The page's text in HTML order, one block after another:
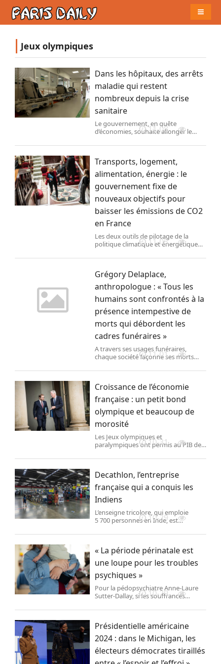
Jeux olympiques
Dans les hôpitaux, des arrêts
maladie qui restent
nombreux depuis la crise
sanitaire
Le gouvernement, en quête
d’économies, souhaite allonger le
mesure qui pourrait avoir un impact
aux conditions de travail souvent
difficiles.
11-08
Transports, logement,
alimentation, énergie : le
gouvernement fixe de
nouveaux objectifs pour
baisser les émissions de CO2
en France
Les deux outils de pilotage de la
politique climatique et énergétique
carbone et la programmation
soumis à consultation publique à
partir de lundi.
11-05
Grégory Delaplace,
anthropologue : « Tous les
humains sont confrontés à la
présence intempestive de
morts qui débordent les
cadres funéraires »
A travers ses usages funéraires,
chaque société façonne ses morts
ayant un rôle à jouer dans la société
esprit bienveillant ou fantôme
obsédant, avance le chercheur
Grégory Delaplace dans un entretien
au « Monde » qui explore l’infinité des
mondes invisibles.
11-01
Croissance de l’économie
française : un petit bond
olympique et beaucoup de
morosité
Les Jeux olympiques et
paralympiques ont permis au PIB de
trimestre 2024, et donné un coup de
l’activité économique hors JO reste
atone, voire inquiétante, pour 2025.
10-31
Decathlon, l’entreprise
française qui a conquis les
Indiens
L’enseigne tricolore, qui emploie
5 700 personnes en Inde, est
vu ses ventes bondir localement de
100 millions d’euros en cinq ans pour
se développer en ligne et dans les
villes moyennes.
10-29
« La période périnatale est
une loupe pour les troubles
psychiques »
Pour la pédopsychiatre Anne-Laure
Sutter-Dallay, si les souffrances
maternité touchent une majorité de
psychiatriques, la période rend toutes
les femmes vulnérables.
10-29
Présidentielle américaine
2024 : dans le Michigan, les
électeurs démocrates tiraillés